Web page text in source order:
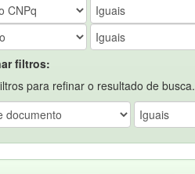
filtros:
para refinar o resultado de busca.